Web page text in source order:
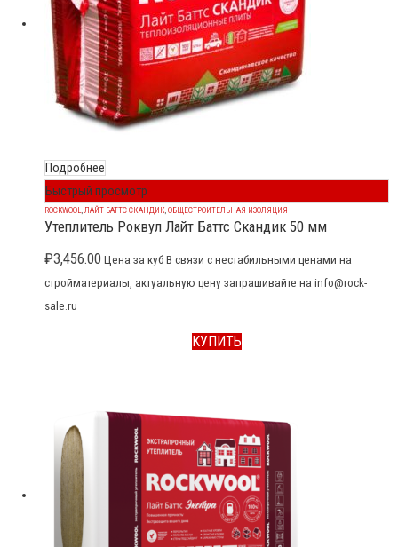
Подробнее
Быстрый просмотр
ROCKWOOL,ЛАЙТ БАТТС СКАНДИК,ОБЩЕСТРОИТЕЛЬНАЯ ИЗОЛЯЦИЯ
Утеплитель Роквул Лайт Баттс Скандик 50 мм
₽3,456.00 Цена за куб В связи с нестабильными ценами на
стройматериалы, актуальную цену запрашивайте на info@rock-
sale.ru
КУПИТЬ